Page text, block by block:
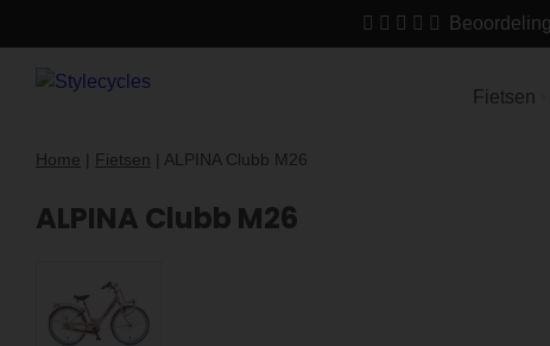
Fietsen
Home Fietsen ALPINA Clubb M26
ALPINA Clubb M26